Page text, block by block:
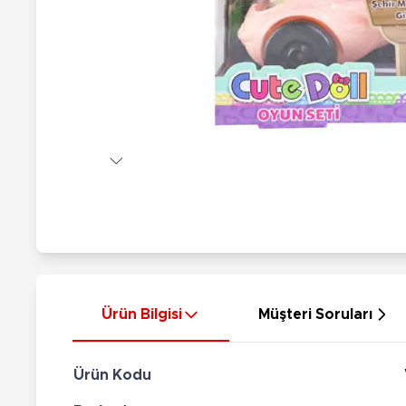
Nerf
Silahlar
Silah Setleri
Kılıç Setleri
Ok Setleri
Ürün Bilgisi Müşteri Soruları
Ürün Kodu